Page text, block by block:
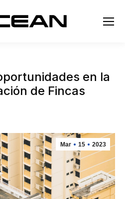
en la
de Fincas
Mar 15 2023